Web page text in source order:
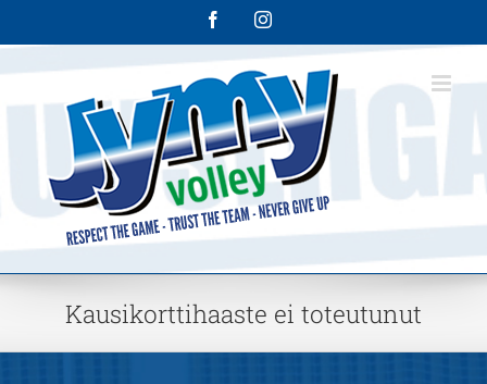
FacebookInstagram
Kausikorttihaaste ei toteutunut